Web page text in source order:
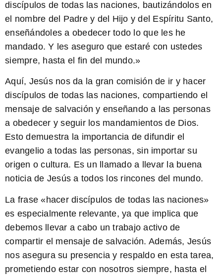
discípulos de todas las naciones, bautizándolos en
el nombre del Padre y del Hijo y del Espíritu Santo,
enseñándoles a obedecer todo lo que les he
mandado. Y les aseguro que estaré con ustedes
siempre, hasta el fin del mundo.»
Aquí, Jesús nos da la gran comisión de ir y hacer
discípulos de todas las naciones, compartiendo el
mensaje de salvación y enseñando a las personas
a obedecer y seguir los mandamientos de Dios.
Esto demuestra la importancia de difundir el
evangelio a todas las personas, sin importar su
origen o cultura. Es un llamado a llevar la buena
noticia de Jesús a todos los rincones del mundo.
La frase «hacer discípulos de todas las naciones»
es especialmente relevante, ya que implica que
debemos llevar a cabo un trabajo activo de
compartir el mensaje de salvación. Además, Jesús
nos asegura su presencia y respaldo en esta tarea,
prometiendo estar con nosotros siempre, hasta el